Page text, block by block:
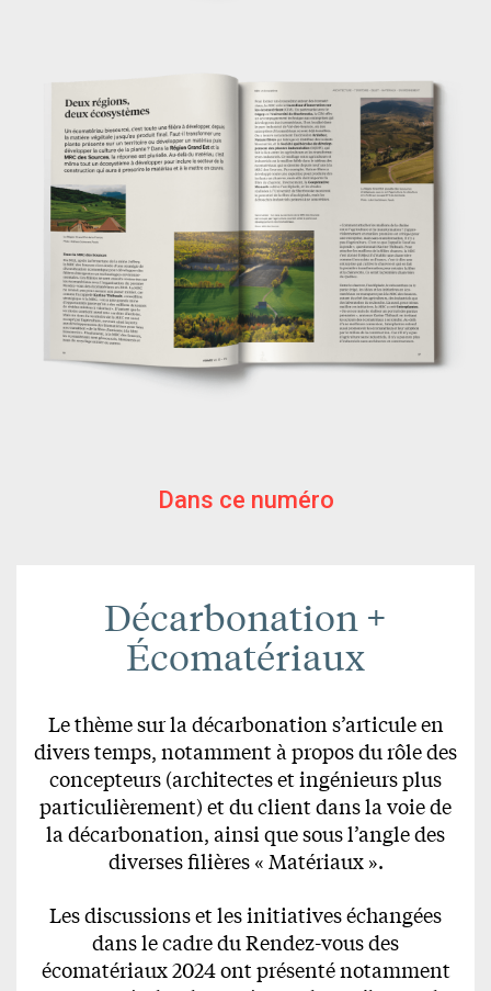
Dans ce numéro
Décarbonation +
Écomatériaux
Le thème sur la décarbonation s’articule en
divers temps, notamment à propos du rôle des
concepteurs (architectes et ingénieurs plus
particulièrement) et du client dans la voie de
la décarbonation, ainsi que sous l’angle des
diverses filières « Matériaux ».
Les discussions et les initiatives échangées
dans le cadre du Rendez-vous des
écomatériaux 2024 ont présenté notamment